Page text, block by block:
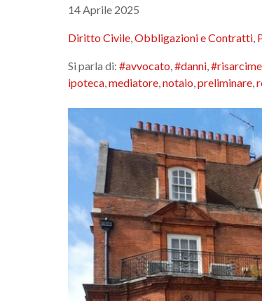
14 Aprile 2025
Diritto Civile,Obbligazioni e Contratti,
Si parla di: #avvocato,#danni,
ipoteca,mediatore,notaio,preliminare,